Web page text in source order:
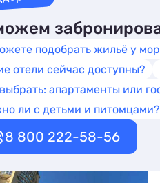
подобрать жильё у
отели сейчас доступны?
апартаменты или
ли с детьми и питомцами?
8 800 222-58-56